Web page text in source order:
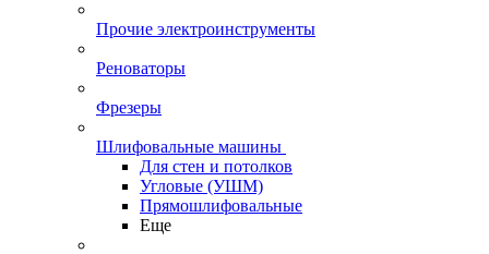
Прочие электроинструменты
Реноваторы
Фрезеры
Шлифовальные машины
Для стен и потолков
Угловые (УШМ)
Прямошлифовальные
Еще